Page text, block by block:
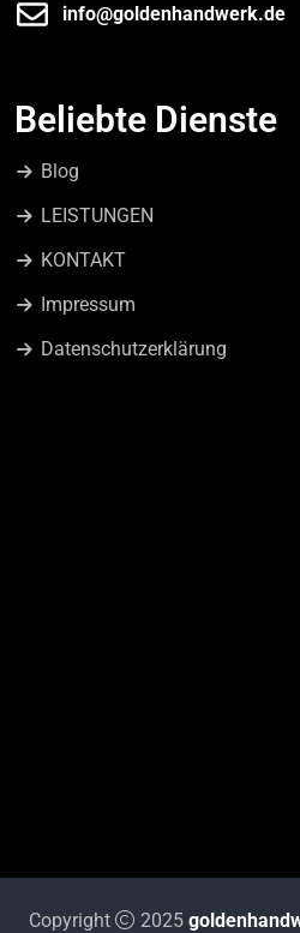
info@goldenhandwerk.de
Beliebte Dienste
Blog
LEISTUNGEN
KONTAKT
Impressum
Datenschutzerklärung
Copyright 2025